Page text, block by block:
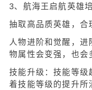
3、航海王启航英雄
抽取高品质英雄，合
人物进阶和觉醒，进
物属性会变强，也会
技能升级：技能等级
着技能等级的提升所